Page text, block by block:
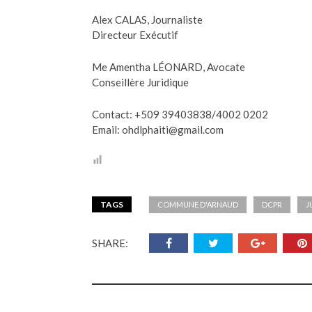
Alex CALAS, Journaliste
Directeur Exécutif
Me Amentha LÉONARD, Avocate
Conseillère Juridique
Contact: +509 39403838/4002 0202
Email: ohdlphaiti@gmail.com
TAGS COMMUNE D'ARNAUD DCPR
SHARE: